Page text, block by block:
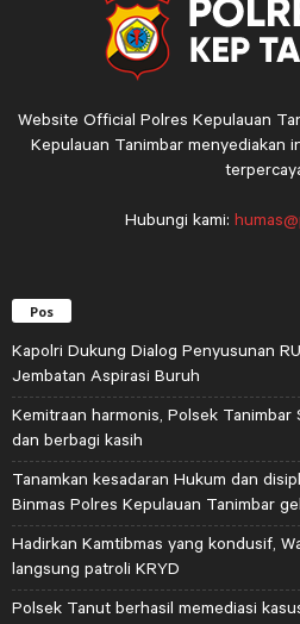
Website Official Polres Kepulauan
Kepulauan Tanimbar menyediakan
Hubungi kami:
Pos
Kapolri Dukung Dialog Penyusunan
Jembatan Aspirasi Buruh
Kemitraan harmonis, Polsek
dan berbagi kasih
Tanamkan kesadaran Hukum dan
Binmas Polres Kepulauan Tanimbar
Hadirkan Kamtibmas yang kondusif,
langsung patroli KRYD
Polsek Tanut berhasil memediasi